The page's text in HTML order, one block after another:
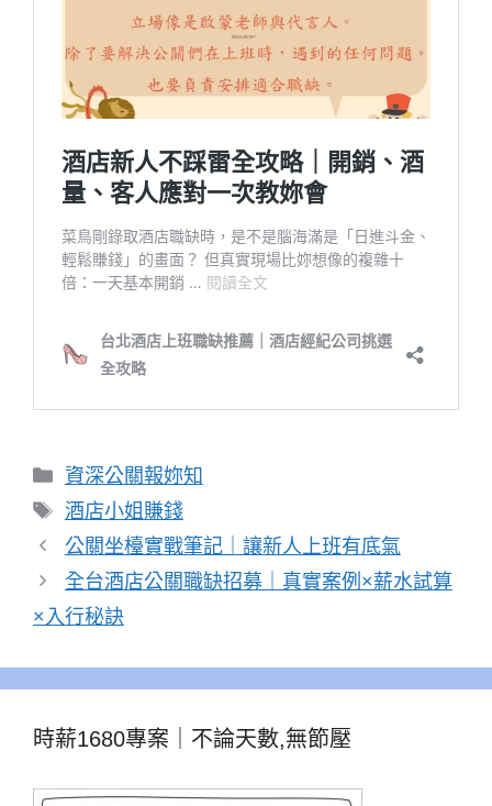
分
類
資深公關報妳知
標
籤
酒店小姐賺錢
公關坐檯實戰筆記｜讓新人上班有底氣
全台酒店公關職缺招募｜真實案例×薪水試算
×入行秘訣
時薪1680專案｜不論天數,無節壓